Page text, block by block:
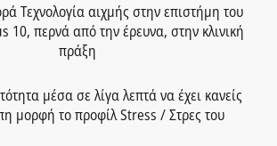
Τεχνολογία αιχμής στην επιστήμη του
10, περνά από την έρευνα, στην κλινική
πράξη
μέσα σε λίγα λεπτά να έχει κανείς
μορφή το προφίλ Stress / Στρες του